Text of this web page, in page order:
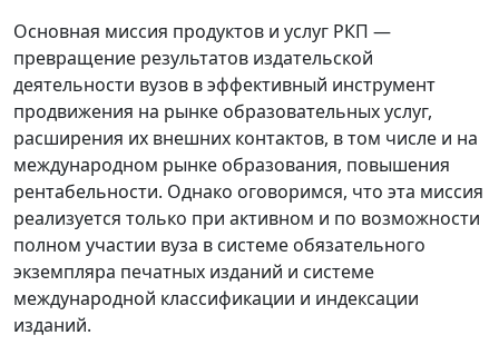
Основная миссия продуктов и услуг РКП —
превращение результатов издательской
деятельности вузов в эффективный инструмент
продвижения на рынке образовательных услуг,
расширения их внешних контактов, в том числе и на
международном рынке образования, повышения
рентабельности. Однако оговоримся, что эта миссия
реализуется только при активном и по возможности
полном участии вуза в системе обязательного
экземпляра печатных изданий и системе
международной классификации и индексации
изданий.